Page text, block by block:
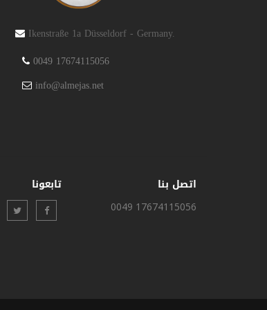
Ikenstraße 1a Düsseldorf - Germany.
0049 17674115056
info@almejas.net
اتصل بنا
0049 17674115056
تابعونا